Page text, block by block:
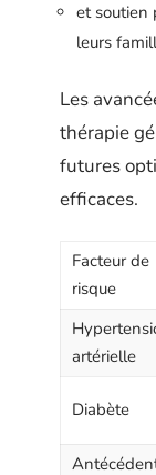
et soutien
leurs
Les
thérapie
futures
efficaces.
Facteur de
risque
artérielle
Diabète